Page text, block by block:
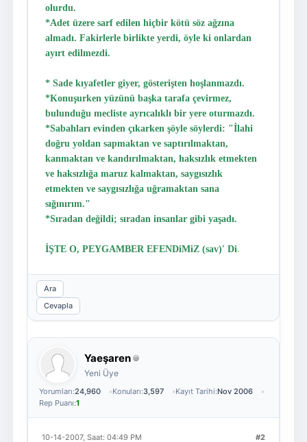
olurdu.
*Adet üzere sarf edilen hiçbir kötü söz ağzına
almadı. Fakirlerle birlikte yerdi, öyle ki onlardan
ayırt edilmezdi.
* Sade kıyafetler giyer, gösterişten hoşlanmazdı.
*Konuşurken yüzünü başka tarafa çevirmez,
bulunduğu mecliste ayrıcalıklı bir yere oturmazdı.
*Sabahları evinden çıkarken şöyle söylerdi: "İlahi
doğru yoldan sapmaktan ve saptırılmaktan,
kanmaktan ve kandırılmaktan, haksızlık etmekten
ve haksızlığa maruz kalmaktan, saygısızlık
etmekten ve saygısızlığa uğramaktan sana
sığınırım."
*Sıradan değildi; sıradan insanlar gibi yaşadı.
İŞTE O, PEYGAMBER EFENDiMiZ (sav)' Di.
Ara
Cevapla
Yaeşaren
Yeni Üye
Yorumları:24,960 Konuları:3,597 Kayıt Tarihi:Nov 2006
Rep Puanı:1
#2
10-14-2007, Saat: 04:49 PM